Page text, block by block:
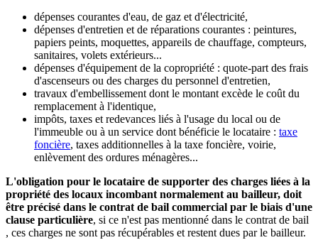
dépenses courantes d'eau, de gaz et d'électricité,
dépenses d'entretien et de réparations courantes : peintures,
papiers peints, moquettes, appareils de chauffage, compteurs,
sanitaires, volets extérieurs...
dépenses d'équipement de la copropriété : quote-part des frais
d'ascenseurs ou des charges du personnel d'entretien,
travaux d'embellissement dont le montant excède le coût du
remplacement à l'identique,
impôts, taxes et redevances liés à l'usage du local ou de
l'immeuble ou à un service dont bénéficie le locataire : taxe
foncière, taxes additionnelles à la taxe foncière, voirie,
enlèvement des ordures ménagères...
L'obligation pour le locataire de supporter des charges liées à la
propriété des locaux incombant normalement au bailleur, doit
être précisé dans le contrat de bail commercial par le biais d'une
clause particulière, si ce n'est pas mentionné dans le contrat de bail
, ces charges ne sont pas récupérables et restent dues par le bailleur.